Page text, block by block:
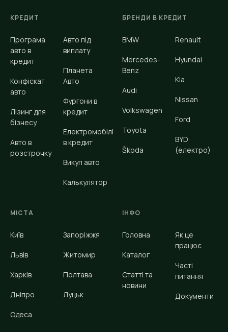
КРЕДИТ
Програма
авто в
кредит
Конфіскат
авто
Лізинг для
бізнесу
Авто в
розстрочку
Авто під
виплату
Планета
Авто
Фургони в
кредит
Електромобілі
в кредит
Викуп авто
Калькулятор
БРЕНДИ В КРЕДИТ
BMW
Mercedes-
Benz
Audi
Volkswagen
Toyota
Škoda
Renault
Hyundai
Kia
Nissan
Ford
BYD
(електро)
МІСТА
Київ
Львів
Харків
Дніпро
Одеса
Запоріжжя
Житомир
Полтава
Луцьк
ІНФО
Головна
Каталог
Статті та
новини
Як це
працює
Часті
питання
Документи